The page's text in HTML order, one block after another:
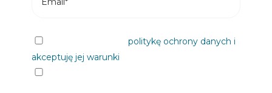
Przeczytałem/ampolitykę ochrony danych i
akceptuję jej warunki